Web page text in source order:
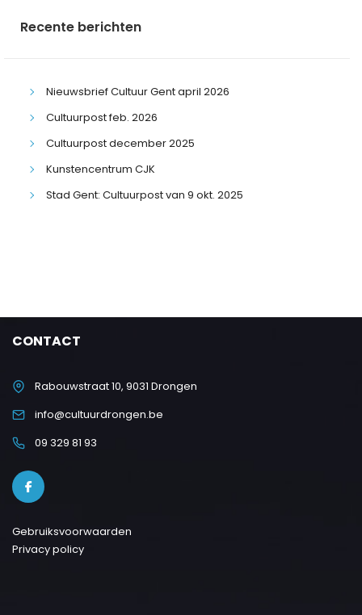
Recente berichten
Nieuwsbrief Cultuur Gent april 2026
Cultuurpost feb. 2026
Cultuurpost december 2025
Kunstencentrum CJK
Stad Gent: Cultuurpost van 9 okt. 2025
CONTACT
Rabouwstraat 10, 9031 Drongen
info@cultuurdrongen.be
09 329 81 93
Gebruiksvoorwaarden
Privacy policy